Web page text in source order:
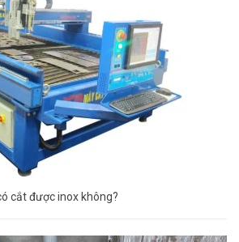
cắt được inox không?